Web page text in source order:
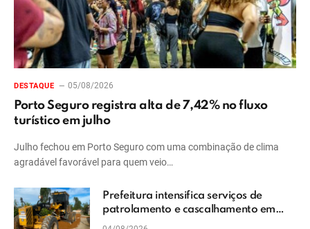
DESTAQUE 05/08/2026
Porto Seguro registra alta de 7,42% no fluxo
turístico em julho
Julho fechou em Porto Seguro com uma combinação de clima
agradável favorável para quem veio…
Prefeitura intensifica serviços de
patrolamento e cascalhamento em
Vera Cruz